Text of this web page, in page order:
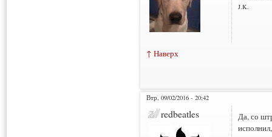
J.K.
↑ Наверх
Втр, 09/02/2016 - 20:42
redbeatles
Да, со